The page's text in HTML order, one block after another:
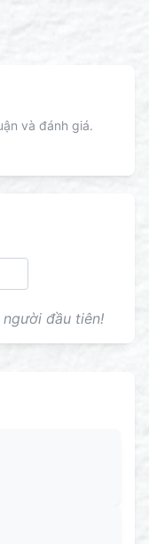
và đánh giá.
đầu tiên!